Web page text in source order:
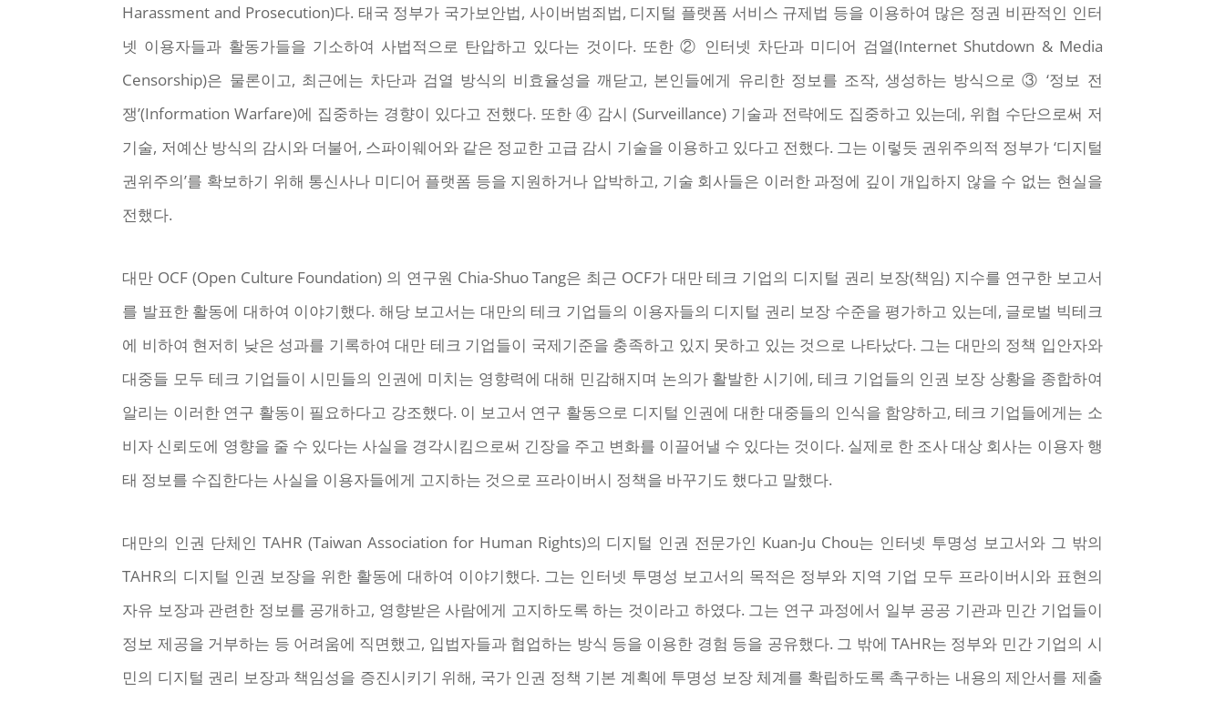
Harassment and Prosecution)다. 태국 정부가 국가보안법, 사이버범죄법, 디지털 플랫폼 서비스 규제법 등을 이용하여 많은 정권 비판적인 인터
넷 이용자들과 활동가들을 기소하여 사법적으로 탄압하고 있다는 것이다. 또한 ② 인터넷 차단과 미디어 검열(Internet Shutdown & Media
Censorship)은 물론이고, 최근에는 차단과 검열 방식의 비효율성을 깨닫고, 본인들에게 유리한 정보를 조작, 생성하는 방식으로 ③ ‘정보 전
쟁’(Information Warfare)에 집중하는 경향이 있다고 전했다. 또한 ④ 감시 (Surveillance) 기술과 전략에도 집중하고 있는데, 위협 수단으로써 저
기술, 저예산 방식의 감시와 더불어, 스파이웨어와 같은 정교한 고급 감시 기술을 이용하고 있다고 전했다. 그는 이렇듯 권위주의적 정부가 ‘디지털
권위주의’를 확보하기 위해 통신사나 미디어 플랫폼 등을 지원하거나 압박하고, 기술 회사들은 이러한 과정에 깊이 개입하지 않을 수 없는 현실을
전했다.
대만 OCF (Open Culture Foundation) 의 연구원 Chia-Shuo Tang은 최근 OCF가 대만 테크 기업의 디지털 권리 보장(책임) 지수를 연구한 보고서
를 발표한 활동에 대하여 이야기했다. 해당 보고서는 대만의 테크 기업들의 이용자들의 디지털 권리 보장 수준을 평가하고 있는데, 글로벌 빅테크
에 비하여 현저히 낮은 성과를 기록하여 대만 테크 기업들이 국제기준을 충족하고 있지 못하고 있는 것으로 나타났다. 그는 대만의 정책 입안자와
대중들 모두 테크 기업들이 시민들의 인권에 미치는 영향력에 대해 민감해지며 논의가 활발한 시기에, 테크 기업들의 인권 보장 상황을 종합하여
알리는 이러한 연구 활동이 필요하다고 강조했다. 이 보고서 연구 활동으로 디지털 인권에 대한 대중들의 인식을 함양하고, 테크 기업들에게는 소
비자 신뢰도에 영향을 줄 수 있다는 사실을 경각시킴으로써 긴장을 주고 변화를 이끌어낼 수 있다는 것이다. 실제로 한 조사 대상 회사는 이용자 행
태 정보를 수집한다는 사실을 이용자들에게 고지하는 것으로 프라이버시 정책을 바꾸기도 했다고 말했다.
대만의 인권 단체인 TAHR (Taiwan Association for Human Rights)의 디지털 인권 전문가인 Kuan-Ju Chou는 인터넷 투명성 보고서와 그 밖의
TAHR의 디지털 인권 보장을 위한 활동에 대하여 이야기했다. 그는 인터넷 투명성 보고서의 목적은 정부와 지역 기업 모두 프라이버시와 표현의
자유 보장과 관련한 정보를 공개하고, 영향받은 사람에게 고지하도록 하는 것이라고 하였다. 그는 연구 과정에서 일부 공공 기관과 민간 기업들이
정보 제공을 거부하는 등 어려움에 직면했고, 입법자들과 협업하는 방식 등을 이용한 경험 등을 공유했다. 그 밖에 TAHR는 정부와 민간 기업의 시
민의 디지털 권리 보장과 책임성을 증진시키기 위해, 국가 인권 정책 기본 계획에 투명성 보장 체계를 확립하도록 촉구하는 내용의 제안서를 제출